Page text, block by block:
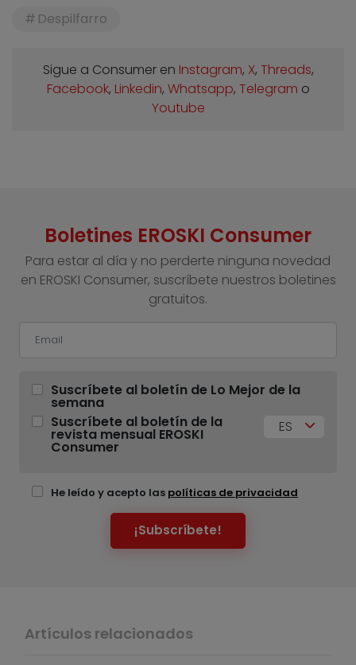
Despilfarro
Sigue a Consumer en Instagram, X, Threads,
Facebook, Linkedin, Whatsapp, Telegram o
Youtube
Boletines EROSKI Consumer
Para estar al día y no perderte ninguna novedad
en EROSKI Consumer, suscríbete nuestros boletines
gratuitos.
Suscríbete al boletín de Lo Mejor de la
semana
Suscríbete al boletín de la
revista mensual EROSKI
Consumer
ES
He leído y acepto las políticas de privacidad
¡Subscríbete!
Artículos relacionados